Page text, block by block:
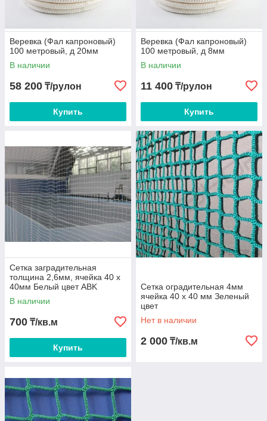
Веревка (Фал капроновый)
100 метровый, д 20мм
В наличии
58 200 ₸/рулон
Купить
Веревка (Фал капроновый)
100 метровый, д 8мм
В наличии
11 400 ₸/рулон
Купить
Сетка заградительная
толщина 2,6мм, ячейка 40 х
40мм Белый цвет ABK
В наличии
700 ₸/кв.м
Купить
Сетка оградительная 4мм
ячейка 40 х 40 мм Зеленый
цвет
Нет в наличии
2 000 ₸/кв.м